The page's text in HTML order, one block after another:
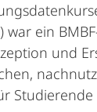
war ein
und